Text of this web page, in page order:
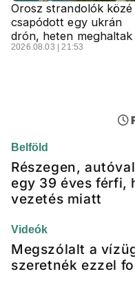
Orosz strandolók közé
csapódott egy ukrán
drón, heten meghaltak
2026.08.03 | 21:53
Belföld
Részegen,
egy 39 éves férfi,
vezetés miatt
Videók
Megszólalt a
szeretnék ezzel